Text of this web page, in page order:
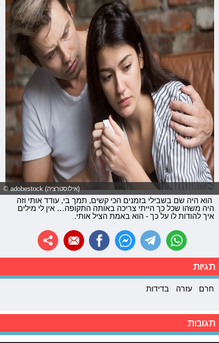
© adobestock (אילוסטרציה)
הוא היה שם בשבילי בזמנים הכי קשים, תמך בי, עודד אותי וזה
היה משהו שכל כך הייתי צריכה באותה התקופה… אין לי מילים
איך להודות לו על כך - הוא באמת הציל אותי.
תגיות
חרם עזרה בדידות
תגובות